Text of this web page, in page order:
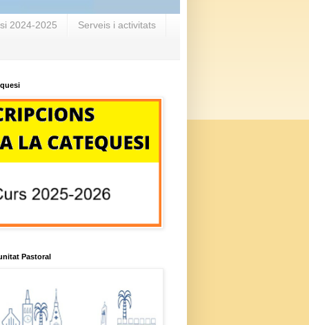
2024-2025 Serveis i activitats
Pastoral